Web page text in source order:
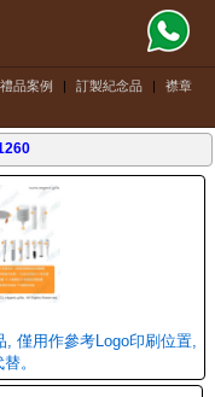
品案例 | 訂製紀念品 |
襟章
僅用作參考Logo印刷位置,
。